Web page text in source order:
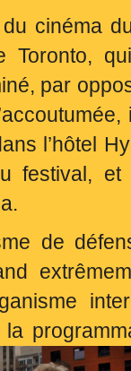
cinéma
Toronto,
par
l’hôtel
festival,
de